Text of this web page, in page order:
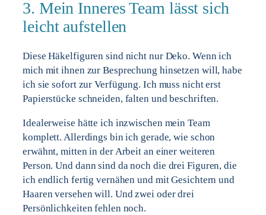
3. Mein Inneres Team lässt sich
leicht aufstellen
Diese Häkelfiguren sind nicht nur Deko. Wenn ich
mich mit ihnen zur Besprechung hinsetzen will, habe
ich sie sofort zur Verfügung. Ich muss nicht erst
Papierstücke schneiden, falten und beschriften.
Idealerweise hätte ich inzwischen mein Team
komplett. Allerdings bin ich gerade, wie schon
erwähnt, mitten in der Arbeit an einer weiteren
Person. Und dann sind da noch die drei Figuren, die
ich endlich fertig vernähen und mit Gesichtern und
Haaren versehen will. Und zwei oder drei
Persönlichkeiten fehlen noch.